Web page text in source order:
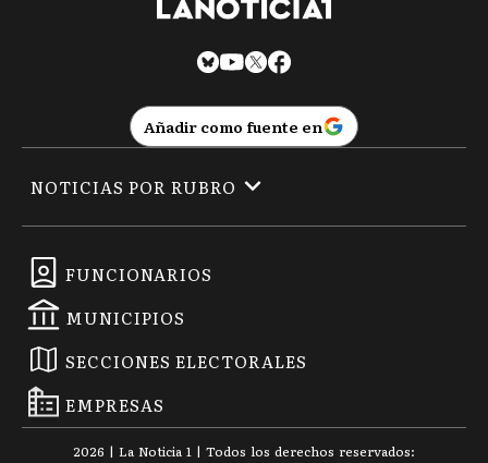
Añadir como fuente en
FUNCIONARIOS
MUNICIPIOS
SECCIONES ELECTORALES
EMPRESAS
NOTICIAS POR RUBRO
2026 | La Noticia 1 | Todos los derechos reservados: